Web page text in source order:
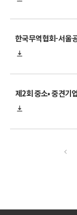
한국무역협회-서울
제2회 중소• 중견